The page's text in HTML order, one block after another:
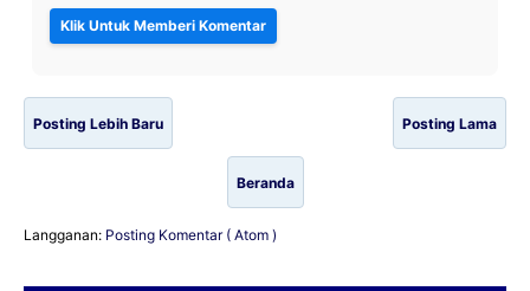
Posting Lebih Baru Posting Lama
Beranda
Langganan: Posting Komentar ( Atom )